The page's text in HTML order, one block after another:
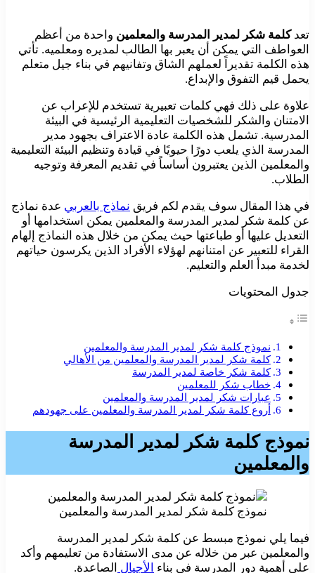
تعدكلمة شكر لمدير المدرسة والمعلمين واحدة من أعظم
العواطف التي يمكن أن يعبر بها الطالب لمديره ومعلميه. تأتي
هذه الكلمة تقديراً لعملهم الشاق وتفانيهم في بناء جيل متعلم
يحمل قيم التفوق والإبداع.
علاوة على ذلك فهي كلمات تعبيرية تستخدم للإعراب عن
الامتنان والشكر للشخصيات التعليمية الرئيسية في البيئة
المدرسية. تشمل هذه الكلمة عادة الاعتراف بجهود مدير
المدرسة الذي يلعب دورًا حيويًا في قيادة وتنظيم البيئة التعليمية
والمعلمين الذين يعتبرون أساساً في تقديم المعرفة وتوجيه
الطلاب.
في هذا المقال سوف يقدم لكم فريق نماذج بالعربي عدة نماذج
عن كلمة شكر لمدير المدرسة والمعلمين يمكن استخدامها أو
التعديل عليها أو طباعتها حيث يمكن من خلال هذه النماذج إلهام
القراء للتعبير عن امتنانهم لهؤلاء الأفراد الذين يكرسون حياتهم
لخدمة مبدأ العلم والتعليم.
جدول المحتويات
نموذج كلمة شكر لمدير المدرسة والمعلمين
كلمة شكر لمدير المدرسة والمعلمين من الأهالي
كلمة شكر خاصة لمدير المدرسة
خطاب شكر للمعلمين
عبارات شكر لمدير المدرسة والمعلمين
أروع كلمة شكر لمدير المدرسة والمعلمين على جهودهم
نموذج كلمة شكر لمدير المدرسة
والمعلمين
نموذج كلمة شكر لمدير المدرسة والمعلمين
فيما يلي نموذج مبسط عن كلمة شكر لمدير المدرسة
والمعلمين عبر من خلاله عن مدى الاستفادة من تعليمهم وأكد
على أهمية دور المدرسة في بناء
الأجيال الصاعدة.